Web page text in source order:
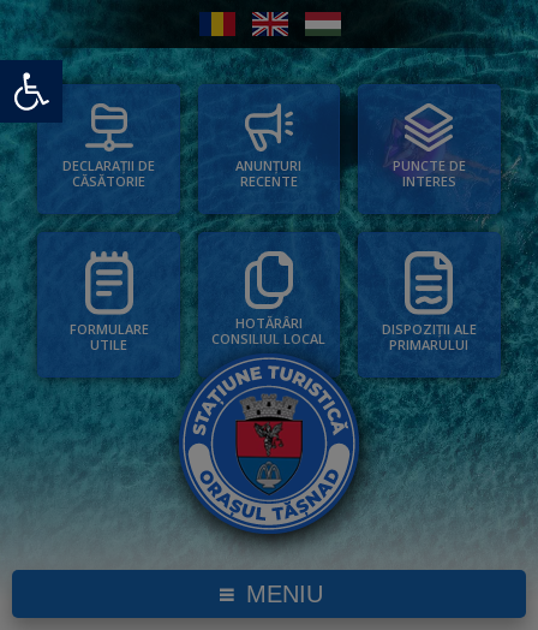
Deschide bara de unelte
DECLARAȚII DE
CĂSĂTORIE
ANUNȚURI
RECENTE
PUNCTE DE
INTERES
FORMULARE
UTILE
HOTĂRÂRI
CONSILIUL LOCAL
DISPOZIȚII ALE
PRIMARULUI
MENIU